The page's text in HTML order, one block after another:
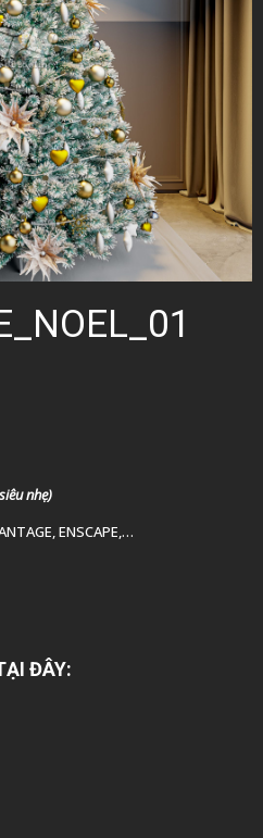
nhẹ)
ENSCAPE,…
ĐÂY: